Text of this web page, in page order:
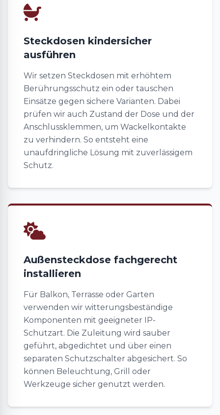
Steckdosen kindersicher
ausführen
Wir setzen Steckdosen mit erhöhtem
Berührungsschutz ein oder tauschen
Einsätze gegen sichere Varianten. Dabei
prüfen wir auch Zustand der Dose und der
Anschlussklemmen, um Wackelkontakte
zu verhindern. So entsteht eine
unaufdringliche Lösung mit zuverlässigem
Schutz.
Außensteckdose fachgerecht
installieren
Für Balkon, Terrasse oder Garten
verwenden wir witterungsbeständige
Komponenten mit geeigneter IP-
Schutzart. Die Zuleitung wird sauber
geführt, abgedichtet und über einen
separaten Schutzschalter abgesichert. So
können Beleuchtung, Grill oder
Werkzeuge sicher genutzt werden.